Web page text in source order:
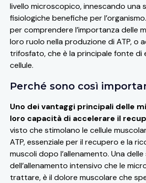
livello microscopico, innescando una
fisiologiche benefiche per l’organismo.
per comprendere l’importanza delle
loro ruolo nella produzione di ATP, o
trifosfato, che è la principale fonte di
cellule.
Perché sono così
Uno dei vantaggi principali delle
loro capacità di accelerare il
visto che stimolano le cellule
ATP, essenziale per il recupero e la
muscoli dopo l’allenamento. Una
dell’allenamento intensivo che le
trattare, è il dolore muscolare che